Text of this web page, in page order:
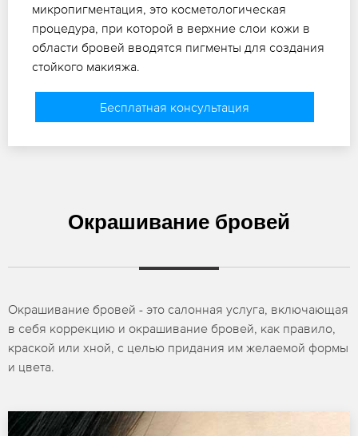
микропигментация, это косметологическая
процедура, при которой в верхние слои кожи в
области бровей вводятся пигменты для создания
стойкого макияжа.
Бесплатная консультация
Окрашивание бровей
Окрашивание бровей - это салонная услуга, включающая
в себя коррекцию и окрашивание бровей, как правило,
краской или хной, с целью придания им желаемой формы
и цвета.